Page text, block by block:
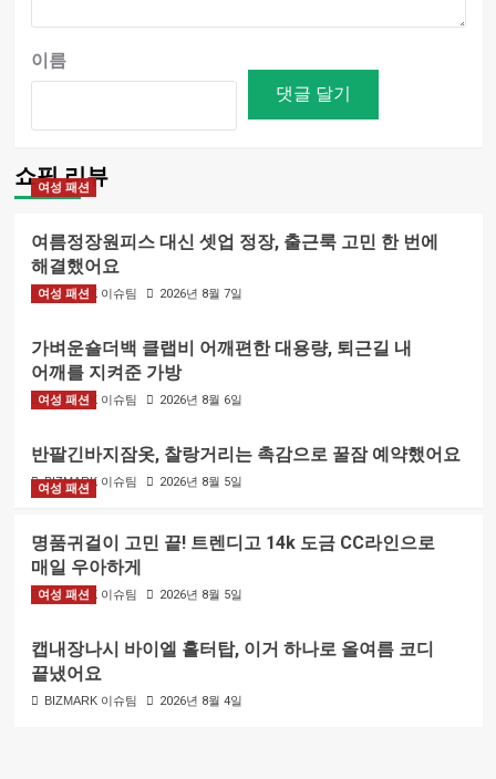
이름
쇼핑 리뷰
여성 패션
여름정장원피스 대신 셋업 정장, 출근룩 고민 한 번에
해결했어요
BIZMARK 이슈팀 2026년 8월 7일
여성 패션
가벼운숄더백 클랩비 어깨편한 대용량, 퇴근길 내
어깨를 지켜준 가방
BIZMARK 이슈팀 2026년 8월 6일
여성 패션
반팔긴바지잠옷, 찰랑거리는 촉감으로 꿀잠 예약했어요
BIZMARK 이슈팀 2026년 8월 5일
여성 패션
명품귀걸이 고민 끝! 트렌디고 14k 도금 CC라인으로
매일 우아하게
BIZMARK 이슈팀 2026년 8월 5일
여성 패션
캡내장나시 바이엘 홀터탑, 이거 하나로 올여름 코디
끝냈어요
BIZMARK 이슈팀 2026년 8월 4일